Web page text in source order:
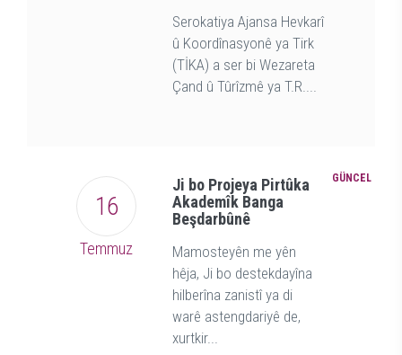
Serokatiya Ajansa Hevkarî
û Koordînasyonê ya Tirk
(TİKA) a ser bi Wezareta
Çand û Tûrîzmê ya T.R....
16
Temmuz
Ji bo Projeya Pirtûka
Akademîk Banga
Beşdarbûnê
GÜNCEL
Mamosteyên me yên
hêja, Ji bo destekdayîna
hilberîna zanistî ya di
warê astengdariyê de,
xurtkir...